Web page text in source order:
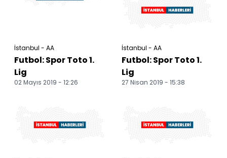
İstanbul - AA
Futbol: Spor Toto 1.
Lig
02 Mayıs 2019 - 12:26
İstanbul - AA
Futbol: Spor Toto 1.
Lig
27 Nisan 2019 - 15:38